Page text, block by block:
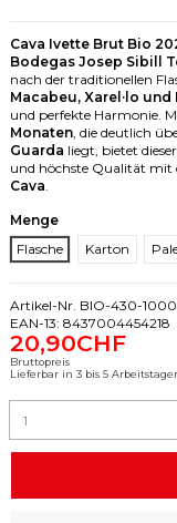
Cava Ivette Brut Bio
Bodegas Josep Sibill
nach der traditionellen
Macabeu, Xarel·lo und
und perfekte Harmonie.
Monaten , die deutlich
Guarda liegt, bietet
und höchste Qualität mit
Cava
Menge
Flasche
Karton
Artikel-Nr. BIO-430-
EAN-13: 8437004454218
20,90CHF
Bruttopreis
Lieferbar in 3 bis 5